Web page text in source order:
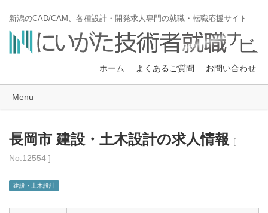
新潟のCAD/CAM、各種設計・開発求人専門の就職・転職応援サイト
ホーム よくあるご質問 お問い合わせ
Menu
長岡市 建設・土木設計の求人情報
[
No.12554 ]
建設・土木設計